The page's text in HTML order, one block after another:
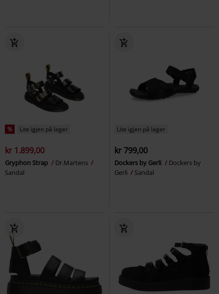
% Lite igjen på lager
kr 1.899,00
Gryphon Strap
Dr.Martens
Sandal
Lite igjen på lager
kr 799,00
Dockers by Gerli
Dockers by
Gerli
Sandal